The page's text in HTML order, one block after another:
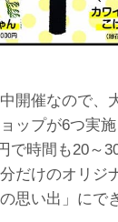
開催なので、
ップが6つ実
で時間も20～
だけのオリジ
思い出」にで